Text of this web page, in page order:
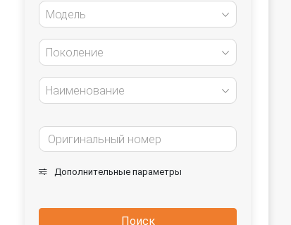
Модель
Поколение
Наименование
Дополнительные параметры
Поиск